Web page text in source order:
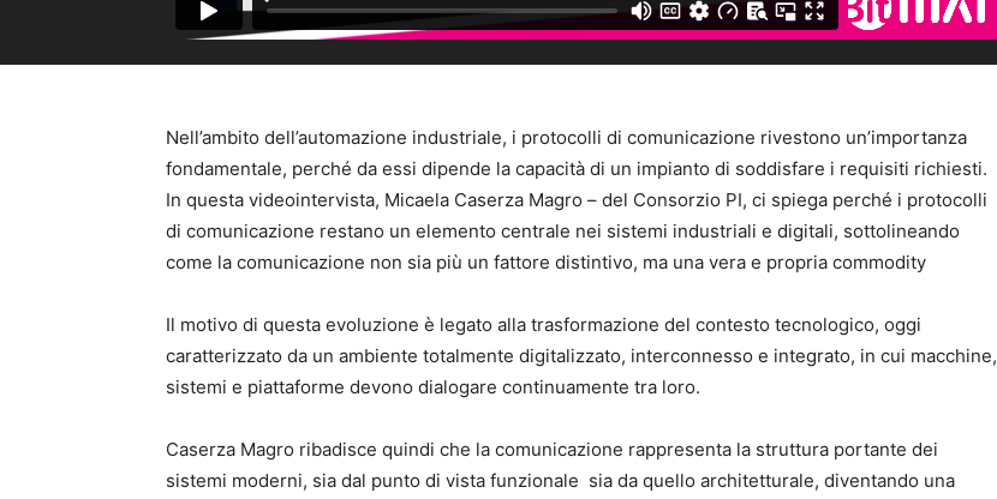
Nell’ambito dell’automazione industriale, i protocolli di comunicazione rivestono un’importanza
fondamentale, perché da essi dipende la capacità di un impianto di soddisfare i requisiti richiesti.
In questa videointervista, Micaela Caserza Magro – del Consorzio PI, ci spiega perché i protocolli
di comunicazione restano un elemento centrale nei sistemi industriali e digitali, sottolineando
come la comunicazione non sia più un fattore distintivo, ma una vera e propria commodity
Il motivo di questa evoluzione è legato alla trasformazione del contesto tecnologico, oggi
caratterizzato da un ambiente totalmente digitalizzato, interconnesso e integrato, in cui macchine,
sistemi e piattaforme devono dialogare continuamente tra loro.
Caserza Magro ribadisce quindi che la comunicazione rappresenta la struttura portante dei
sistemi moderni, sia dal punto di vista funzionale sia da quello architetturale, diventando una